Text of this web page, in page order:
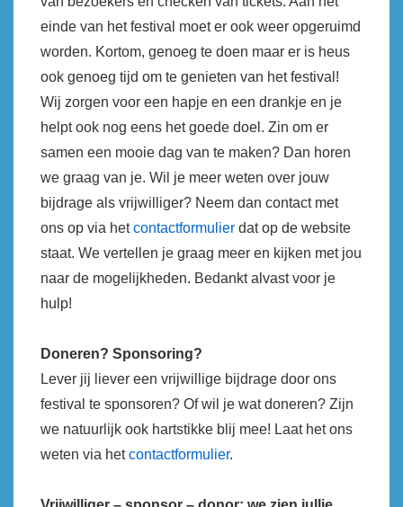
einde van het festival moet er ook weer opgeruimd
worden. Kortom, genoeg te doen maar er is heus
ook genoeg tijd om te genieten van het festival!
Wij zorgen voor een hapje en een drankje en je
helpt ook nog eens het goede doel. Zin om er
samen een mooie dag van te maken? Dan horen
we graag van je. Wil je meer weten over jouw
bijdrage als vrijwilliger? Neem dan contact met
ons op via hetcontactformulier dat op de website
staat. We vertellen je graag meer en kijken met jou
naar de mogelijkheden. Bedankt alvast voor je
hulp!
Doneren? Sponsoring?
Lever jij liever een vrijwillige bijdrage door ons
festival te sponsoren? Of wil je wat doneren? Zijn
we natuurlijk ook hartstikke blij mee! Laat het ons
weten via hetcontactformulier.